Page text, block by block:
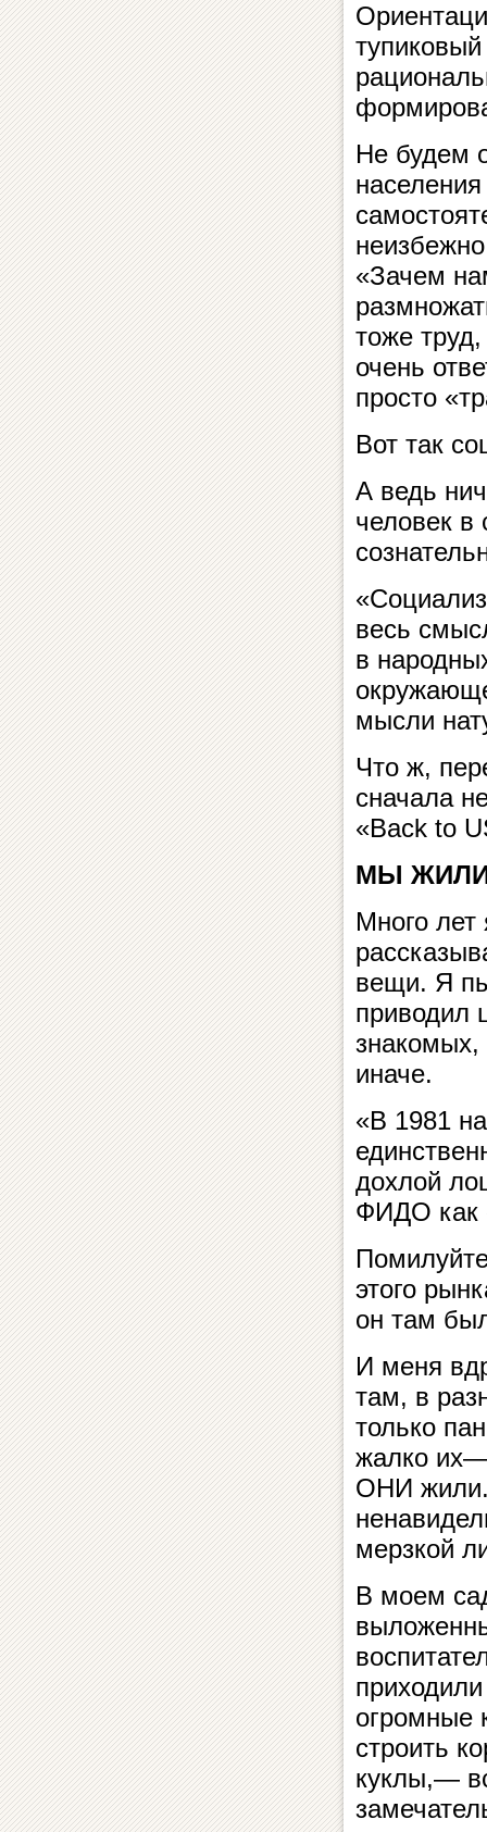
Не будем
«Зачем
тоже
очень
просто
Вот так
А ведь
человек в
весь
в
мысли
Что ж,
сначала
«Back to
МЫ ЖИЛИ
Много
вещи. Я
приводил
иначе.
«В 1981
дохлой
ФИДО как
этого
он там
И меня
там, в
только
жалко их—
ОНИ жили.
мерзкой
В моем
огромные
строить
куклы,—